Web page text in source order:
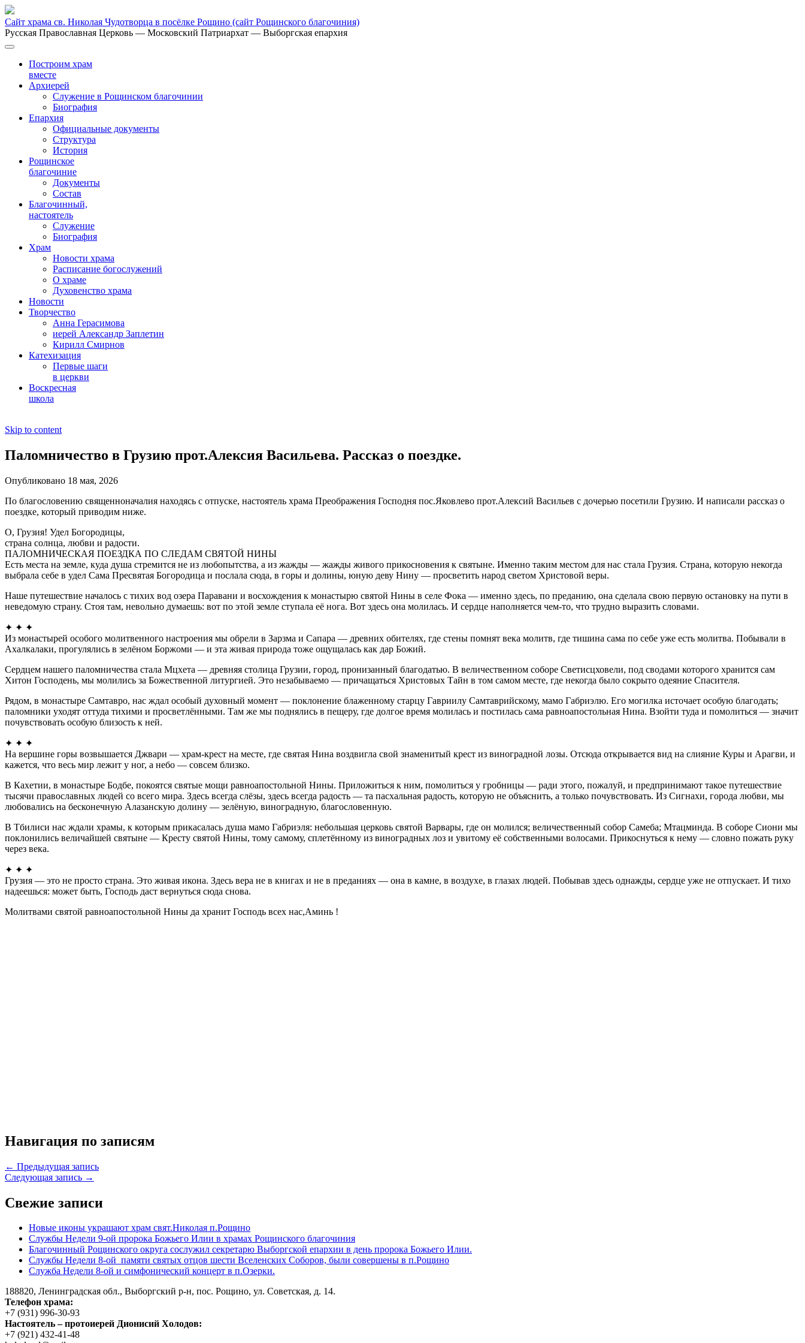
Сайт храма св. Николая Чудотворца в посёлке Рощино (сайт Рощинского благочиния)
Русская Православная Церковь — Московский Патриархат — Выборгская епархия
Построим храм
вместе
Архиерей
Служение в Рощинском благочинии
Биография
Епархия
Официальные документы
Структура
История
Рощинское
благочиние
Документы
Состав
Благочинный,
настоятель
Служение
Биография
Храм
Новости храма
Расписание богослужений
О храме
Духовенство храма
Новости
Творчество
Анна Герасимова
иерей Александр Заплетин
Кирилл Смирнов
Катехизация
Первые шаги
в церкви
Воскресная
школа
Skip to content
Паломничество в Грузию прот.Алексия Васильева. Рассказ о поездке.
Опубликовано 18 мая, 2026
По благословению священноначалия находясь с отпуске, настоятель храма Преображения Господня пос.Яковлево прот.Алексий Васильев с дочерью посетили Грузию. И написали рассказ о
поездке, который приводим ниже.
О, Грузия! Удел Богородицы,
страна солнца, любви и радости.
ПАЛОМНИЧЕСКАЯ ПОЕЗДКА ПО СЛЕДАМ СВЯТОЙ НИНЫ
Есть места на земле, куда душа стремится не из любопытства, а из жажды — жажды живого прикосновения к святыне. Именно таким местом для нас стала Грузия. Страна, которую некогда
выбрала себе в удел Сама Пресвятая Богородица и послала сюда, в горы и долины, юную деву Нину — просветить народ светом Христовой веры.
Наше путешествие началось с тихих вод озера Паравани и восхождения к монастырю святой Нины в селе Фока — именно здесь, по преданию, она сделала свою первую остановку на пути в
неведомую страну. Стоя там, невольно думаешь: вот по этой земле ступала её нога. Вот здесь она молилась. И сердце наполняется чем-то, что трудно выразить словами.
✦ ✦ ✦
Из монастырей особого молитвенного настроения мы обрели в Зарзма и Сапара — древних обителях, где стены помнят века молитв, где тишина сама по себе уже есть молитва. Побывали в
Ахалкалаки, прогулялись в зелёном Боржоми — и эта живая природа тоже ощущалась как дар Божий.
Сердцем нашего паломничества стала Мцхета — древняя столица Грузии, город, пронизанный благодатью. В величественном соборе Светисцховели, под сводами которого хранится сам
Хитон Господень, мы молились за Божественной литургией. Это незабываемо — причащаться Христовых Тайн в том самом месте, где некогда было сокрыто одеяние Спасителя.
Рядом, в монастыре Самтавро, нас ждал особый духовный момент — поклонение блаженному старцу Гавриилу Самтаврийскому, мамо Габриэлю. Его могилка источает особую благодать;
паломники уходят оттуда тихими и просветлёнными. Там же мы поднялись в пещеру, где долгое время молилась и постилась сама равноапостольная Нина. Взойти туда и помолиться — значит
почувствовать особую близость к ней.
✦ ✦ ✦
На вершине горы возвышается Джвари — храм-крест на месте, где святая Нина воздвигла свой знаменитый крест из виноградной лозы. Отсюда открывается вид на слияние Куры и Арагви, и
кажется, что весь мир лежит у ног, а небо — совсем близко.
В Кахетии, в монастыре Бодбе, покоятся святые мощи равноапостольной Нины. Приложиться к ним, помолиться у гробницы — ради этого, пожалуй, и предпринимают такое путешествие
тысячи православных людей со всего мира. Здесь всегда слёзы, здесь всегда радость — та пасхальная радость, которую не объяснить, а только почувствовать. Из Сигнахи, города любви, мы
любовались на бесконечную Алазанскую долину — зелёную, виноградную, благословенную.
В Тбилиси нас ждали храмы, к которым прикасалась душа мамо Габриэля: небольшая церковь святой Варвары, где он молился; величественный собор Самеба; Мтацминда. В соборе Сиони мы
поклонились величайшей святыне — Кресту святой Нины, тому самому, сплетённому из виноградных лоз и увитому её собственными волосами. Прикоснуться к нему — словно пожать руку
через века.
✦ ✦ ✦
Грузия — это не просто страна. Это живая икона. Здесь вера не в книгах и не в преданиях — она в камне, в воздухе, в глазах людей. Побывав здесь однажды, сердце уже не отпускает. И тихо
надеешься: может быть, Господь даст вернуться сюда снова.
Молитвами святой равноапостольной Нины да хранит Господь всех нас,Аминь !
Навигация по записям
← Предыдущая запись
Следующая запись →
Свежие записи
Новые иконы украшают храм свят.Николая п.Рощино
Службы Недели 9-ой пророка Божьего Илии в храмах Рощинского благочиния
Благочинный Рощинского округа сослужил секретарю Выборгской епархии в день пророка Божьего Илии.
Службы Недели 8-ой памяти святых отцов шести Вселенских Соборов, были совершены в п.Рощино
Служба Недели 8-ой и симфонический концерт в п.Озерки.
188820, Ленинградская обл., Выборгский р-н, пос. Рощино, ул. Советская, д. 14.
Телефон храма:
+7 (931) 996-30-93
Настоятель – протоиерей Дионисий Холодов:
+7 (921) 432-41-48